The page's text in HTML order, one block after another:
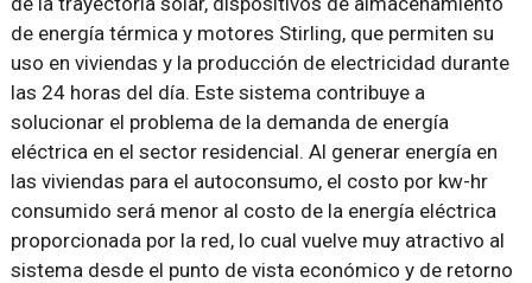
de energía térmica y motores Stirling, que permiten su
uso en viviendas y la producción de electricidad durante
las 24 horas del día. Este sistema contribuye a
solucionar el problema de la demanda de energía
eléctrica en el sector residencial. Al generar energía en
las viviendas para el autoconsumo, el costo por kw-hr
consumido será menor al costo de la energía eléctrica
proporcionada por la red, lo cual vuelve muy atractivo al
sistema desde el punto de vista económico y de retorno